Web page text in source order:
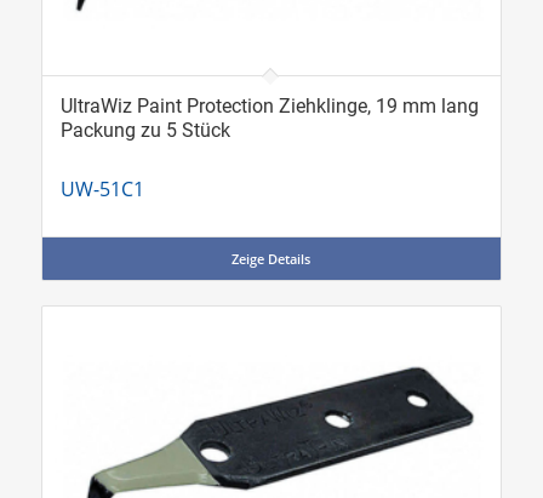
UltraWiz Paint Protection Ziehklinge, 19 mm lang
Packung zu 5 Stück
UW-51C1
Zeige Details